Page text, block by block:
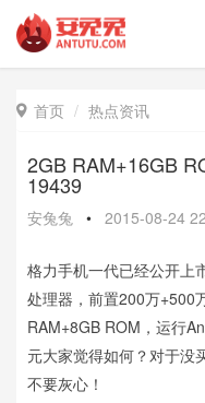
 首页 热点资讯
2GB RAM+16GB
19439
安兔兔 • 2015-08-24
格力手机一代已经公开上
处理器，前置200万+500
RAM+8GB ROM，运行
元大家觉得如何？对于没
不要灰心！